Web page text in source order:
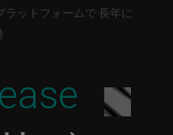
ラットフォームで 長年に